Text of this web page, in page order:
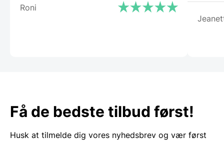
Roni
Få de bedste tilbud først!
Husk at tilmelde dig vores nyhedsbrev og vær først